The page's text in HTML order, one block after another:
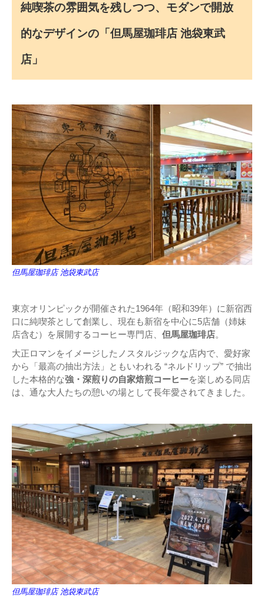
純喫茶の雰囲気を残しつつ、モダンで開放
的なデザインの「但馬屋珈琲店 池袋東武
店」
但馬屋珈琲店 池袋東武店
東京オリンピックが開催された1964年（昭和39年）に新宿西
口に純喫茶として創業し、現在も新宿を中心に5店舗（姉妹
店含む）を展開するコーヒー専門店、 但馬屋珈琲店。
大正ロマンをイメージしたノスタルジックな店内で、愛好家
から「最高の抽出方法」ともいわれる “ネルドリップ” で抽出
した本格的な強・深煎りの自家焙煎コーヒーを楽しめる同店
は、通な大人たちの憩いの場として長年愛されてきました。
但馬屋珈琲店 池袋東武店